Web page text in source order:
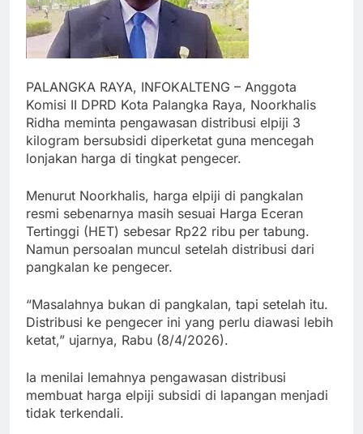
PALANGKA RAYA, INFOKALTENG – Anggota
Komisi II DPRD Kota Palangka Raya, Noorkhalis
Ridha meminta pengawasan distribusi elpiji 3
kilogram bersubsidi diperketat guna mencegah
lonjakan harga di tingkat pengecer.
Menurut Noorkhalis, harga elpiji di pangkalan
resmi sebenarnya masih sesuai Harga Eceran
Tertinggi (HET) sebesar Rp22 ribu per tabung.
Namun persoalan muncul setelah distribusi dari
pangkalan ke pengecer.
“Masalahnya bukan di pangkalan, tapi setelah itu.
Distribusi ke pengecer ini yang perlu diawasi lebih
ketat,” ujarnya, Rabu (8/4/2026).
Ia menilai lemahnya pengawasan distribusi
membuat harga elpiji subsidi di lapangan menjadi
tidak terkendali.